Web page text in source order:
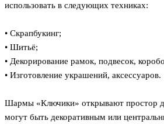
использовать в следующих техниках:
• Скрапбукинг;
• Шитьё;
• Декорирование рамок, подвесок,
• Изготовление украшений, аксессуаров.
Шармы «Ключики» открывают простор
могут быть декоративным или